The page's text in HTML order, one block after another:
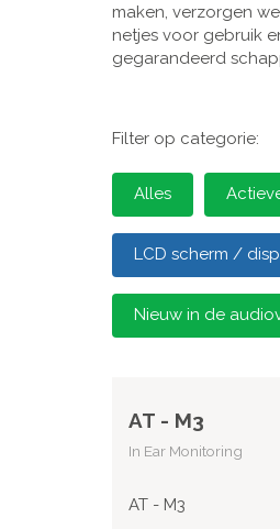
maken, verzorgen
netjes voor gebruik
gegarandeerd
Filter op categorie:
Alles
LCD scherm /
Nieuw in de
AT - M3
In Ear Monitoring
AT - M3